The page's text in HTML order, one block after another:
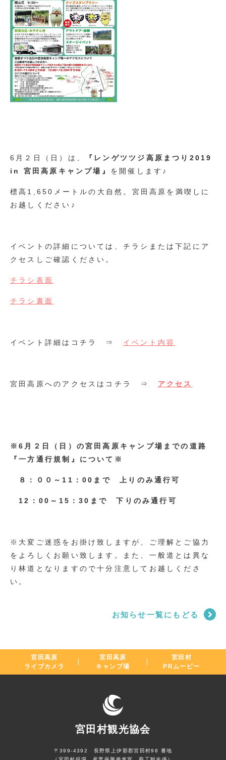
6月２日（日）は、
『レンゲツツジ高原まつり2019
in 宮田高原キャンプ場』 を開催します♪
標高1,650メートルの大自然。宮田高原を満喫しに
お越しください♪
イベントの詳細については、チラシまたは下記にア
クセスしご確認ください。
チラシ表面
チラシ裏面
イベント詳細はコチラ ⇒ イベント内容
宮田高原へのアクセスはコチラ ⇒ アクセス
※6月２日（日）の宮田高原キャンプ場までの道路
『一方通行規制』について※
８：００～11：00まで 上りのみ通行可
12：00～15：30まで 下りのみ通行可
※大変ご迷惑をお掛け致しますが、ご理解とご協力
をよろしくお願い致します。また、一般道とは異な
り林道となりますので十分注意してお越しくださ
い。
お知らせ一覧にもどる
宮田高原
ライブカメラ
宮田高原
キャンプ場
宮田村
PRムービー
宮田村観光協会
〒399-4392 長野県上伊那郡宮田村98 番地